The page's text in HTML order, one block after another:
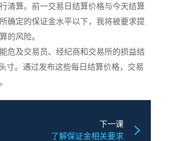
清算。前一交易日结算价格与今天结算
确定的保证金水平以下，我将被要求提
的风险。
危及交易员、经纪商和交易所的损益结
寸。通过发布这些每日结算价格，交易
下一课
了解保证金相关要求